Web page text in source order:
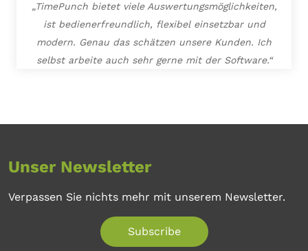
„TimePunch bietet viele Auswertungsmöglichkeiten,
ist bedienerfreundlich, flexibel einsetzbar und
modern. Genau das schätzen unsere Kunden. Ich
selbst arbeite auch sehr gerne mit der Software.“
Unser Newsletter
Verpassen Sie nichts mehr mit unserem Newsletter.
Subscribe